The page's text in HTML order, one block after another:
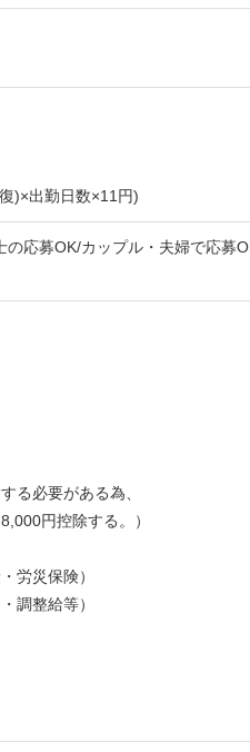
)×出勤日数×11円)
応募OK/カップル・夫婦で応募
る必要がある為、
円控除する。）
労災保険）
調整給等）